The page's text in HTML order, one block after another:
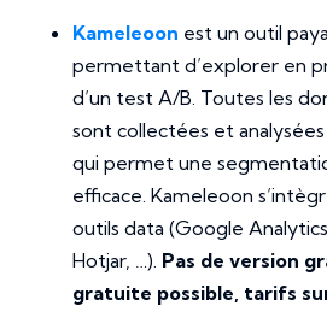
Kameleoon est un outil
permettant d’explorer en
d’un test A/B. Toutes les
sont collectées et
qui permet une
efficace. Kameleoon
outils data (Google
Hotjar, …). Pas de version
gratuite possible, tarifs